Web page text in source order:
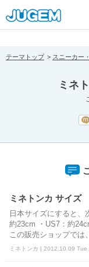
[pear_error:
prefix="" info=""]
テーマトップ スニーカー
ミネ
ミネトンカ サイズ
日本サイズにすると、
約23cm ・US7：約
この販売ショップでは
ミネトンカ | 2012.10.09 Tue